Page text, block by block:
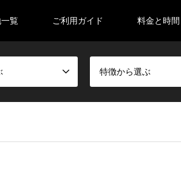
覧 ご利用ガイド 料金と時間
特徴から選ぶ